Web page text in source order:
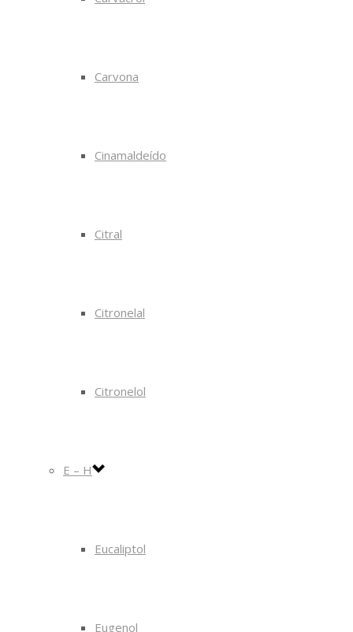
Carvona
Cinamaldeído
Citral
Citronelal
Citronelol
E – H
Eucaliptol
Eugenol